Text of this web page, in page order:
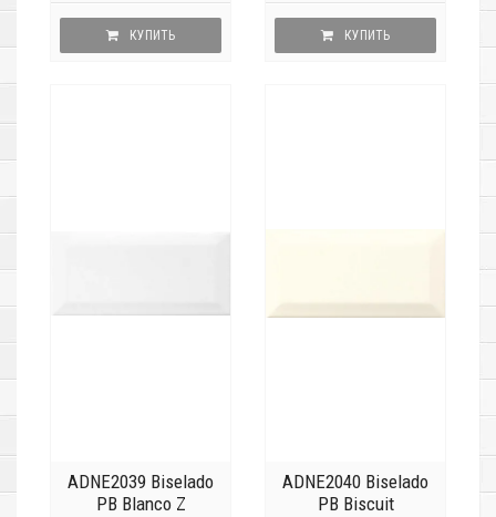
КУПИТЬ КУПИТЬ
ADNE2039 Biselado
PB Blanco Z
ADNE2040 Biselado
PB Biscuit